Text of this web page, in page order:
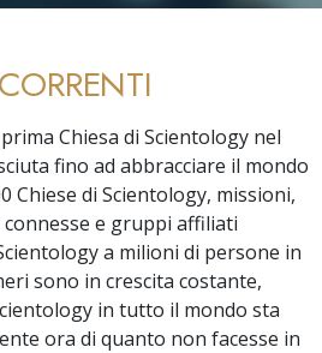
Chiesa di Scientology nel
fino ad abbracciare il mondo
Chiese di Scientology, missioni,
e gruppi affiliati
a milioni di persone in
sono in crescita costante,
in tutto il mondo sta
ora di quanto non facesse in